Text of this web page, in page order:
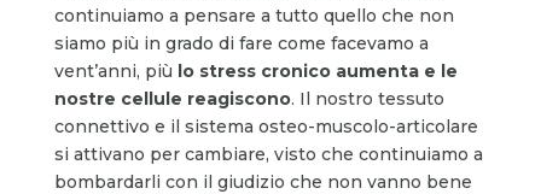
continuiamo a pensare a tutto quello che non
siamo più in grado di fare come facevamo a
vent’anni, più lo stress cronico aumenta e le
nostre cellule reagiscono. Il nostro tessuto
connettivo e il sistema osteo-muscolo-articolare
si attivano per cambiare, visto che continuiamo a
bombardarli con il giudizio che non vanno bene